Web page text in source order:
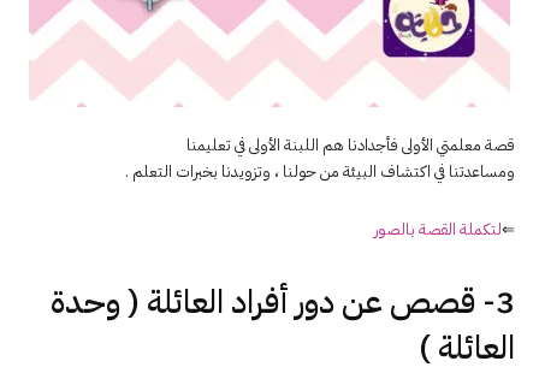
قصة معلمتي الأولى فأجدادنا هم اللبنة الأولى في تعليمنا
ومساعدتنا في اكتشاف البيئة من حولنا ، وتزويدنا بخبرات التعلم .
⇐لتكملة القصة بالصور
3- قصص عن دور أفراد العائلة ( وحدة
العائلة )